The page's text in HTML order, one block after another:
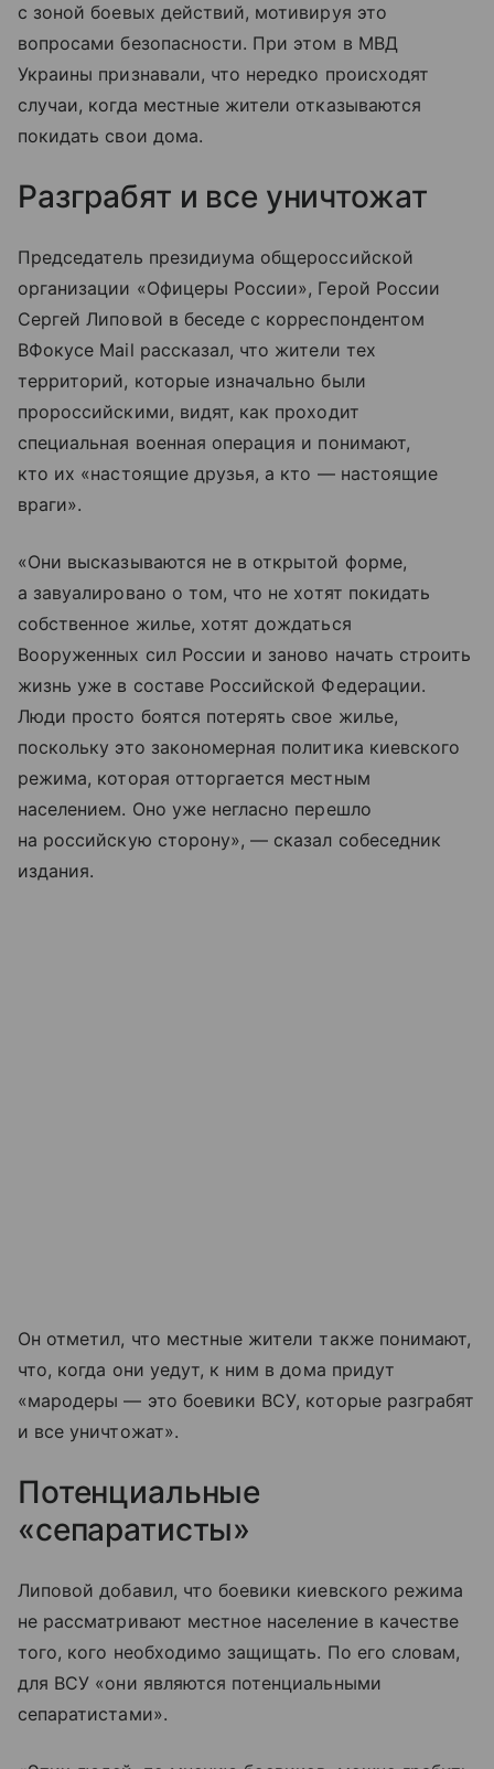
с зоной боевых действий, мотивируя это
вопросами безопасности. При этом в МВД
Украины признавали, что нередко происходят
случаи, когда местные жители отказываются
покидать свои дома.
Разграбят и все уничтожат
Председатель президиума общероссийской
организации «Офицеры России», Герой России
Сергей Липовой в беседе с корреспондентом
ВФокусе Mail рассказал, что жители тех
территорий, которые изначально были
пророссийскими, видят, как проходит
специальная военная операция и понимают,
кто их «настоящие друзья, а кто — настоящие
враги».
«Они высказываются не в открытой форме,
а завуалировано о том, что не хотят покидать
собственное жилье, хотят дождаться
Вооруженных сил России и заново начать строить
жизнь уже в составе Российской Федерации.
Люди просто боятся потерять свое жилье,
поскольку это закономерная политика киевского
режима, которая отторгается местным
населением. Оно уже негласно перешло
на российскую сторону», — сказал собеседник
издания.
Он отметил, что местные жители также понимают,
что, когда они уедут, к ним в дома придут
«мародеры — это боевики ВСУ, которые разграбят
и все уничтожат».
Потенциальные
«сепаратисты»
Липовой добавил, что боевики киевского режима
не рассматривают местное население в качестве
того, кого необходимо защищать. По его словам,
для ВСУ «они являются потенциальными
сепаратистами».